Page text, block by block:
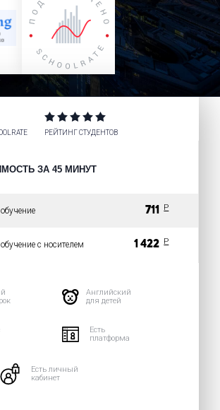
РЕЙТИНГ СТУДЕНТОВ
ЗА 45 МИНУТ
711 P
с носителем 1 422 P
Английский
для детей
Есть
платформа
Есть личный
кабинет